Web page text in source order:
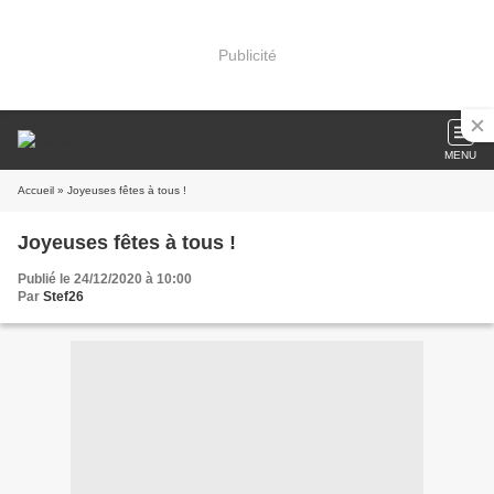
Publicité
MENU
Accueil » Joyeuses fêtes à tous !
Joyeuses fêtes à tous !
Publié le 24/12/2020 à 10:00
Par Stef26